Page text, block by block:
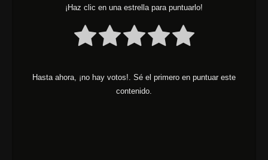
¡Haz clic en una estrella para puntuarlo!
Hasta ahora, ¡no hay votos!. Sé el primero en puntuar este
contenido.